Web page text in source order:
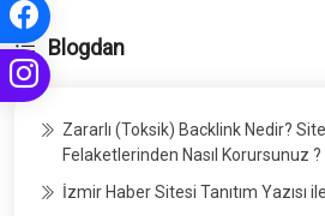
Blogdan
Zararlı (Toksik) Backlink Nedir?
Felaketlerinden Nasıl Korursunuz ?
İzmir Haber Sitesi Tanıtım Yazısı